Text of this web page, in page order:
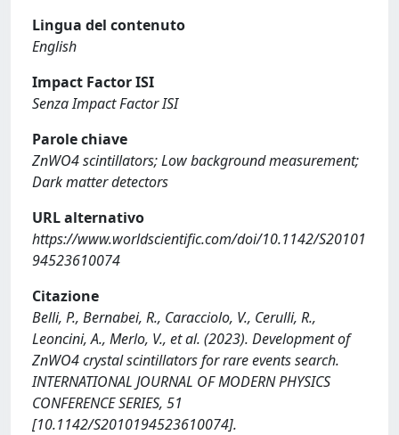
Lingua del contenuto
English
Impact Factor ISI
Senza Impact Factor ISI
Parole chiave
ZnWO4 scintillators; Low background measurement;
Dark matter detectors
URL alternativo
https://www.worldscientific.com/doi/10.1142/S20101
94523610074
Citazione
Belli, P., Bernabei, R., Caracciolo, V., Cerulli, R.,
Leoncini, A., Merlo, V., et al. (2023). Development of
ZnWO4 crystal scintillators for rare events search.
INTERNATIONAL JOURNAL OF MODERN PHYSICS
CONFERENCE SERIES, 51
[10.1142/S2010194523610074].